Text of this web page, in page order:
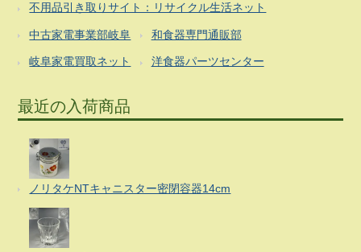
不用品引き取りサイト：リサイクル生活ネット
中古家電事業部岐阜 和食器専門通販部
岐阜家電買取ネット 洋食器パーツセンター
最近の入荷商品
ノリタケNTキャニスター密閉容器14cm